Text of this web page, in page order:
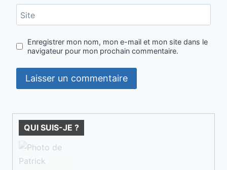
Site
Enregistrer mon nom, mon e-mail et mon site dans le
navigateur pour mon prochain commentaire.
QUI SUIS-JE ?